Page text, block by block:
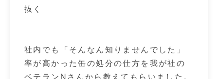
抜く
社内でも「そんなん知りませんでした」
率が高かった缶の処分の仕方を我が社の
ベテランNさんから教えてもらいました。